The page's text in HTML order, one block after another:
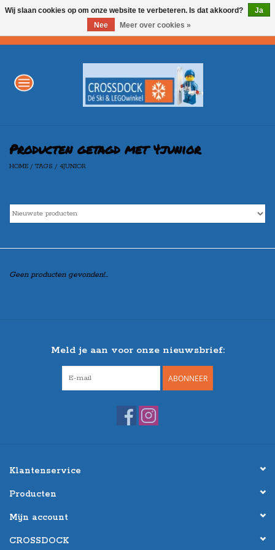
WINTERSPORT
LEGO
Producten getagd met 4junior
HOME / TAGS / 4JUNIOR
Geen producten gevonden!...
Meld je aan voor onze nieuwsbrief:
ABONNEER
Klantenservice
Producten
Mijn account
CROSSDOCK
Wij slaan cookies op om onze website te verbeteren. Is dat akkoord?
Ja
Nee
Meer over cookies »